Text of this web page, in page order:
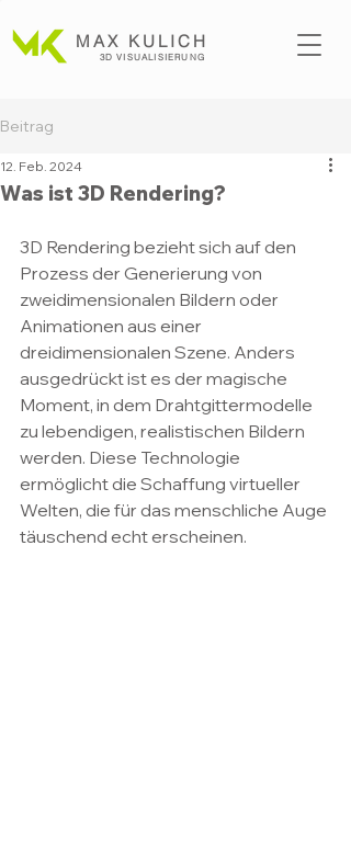
MAX KULICH
3D VISUALISIERUNG
Beitrag
Was ist 3D Rendering?
12. Feb. 2024
3D Rendering bezieht sich auf den
Prozess der Generierung von
zweidimensionalen Bildern oder
Animationen aus einer
dreidimensionalen Szene. Anders
ausgedrückt ist es der magische
Moment, in dem Drahtgittermodelle
zu lebendigen, realistischen Bildern
werden. Diese Technologie
ermöglicht die Schaffung virtueller
Welten, die für das menschliche Auge
täuschend echt erscheinen.